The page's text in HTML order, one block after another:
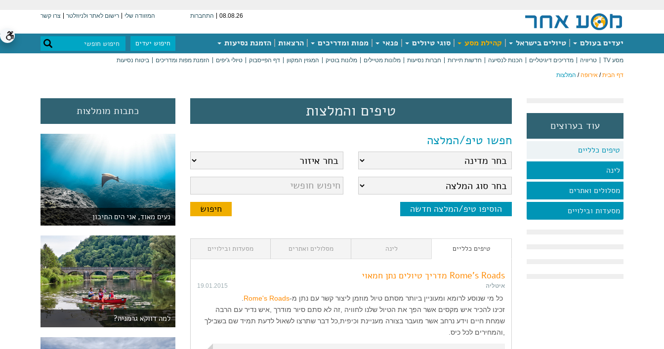
08.08.26 התחברות המזוודה שלי רישום לאתר ולניוזלטר צרו קשר
יעדים בעולם טיולים בישראל קהילת מסע סוגי טיולים פנאי מפות ומדריכים הרצאות הזמנת נסיעות חיפוש יעדים
מסע TV טריוויה מדריכים דיגיטליים הכנות לנסיעה חדשות תיירות חברות נסיעות מלונות מטיילים מלונות בוטיק המגזין המקוון דף הפייסבוק טיולי ג'יפים הזמנת מפות ומדריכים ביטוח נסיעות
דף הבית/ אירופה/ המלצות
עוד בערוצים
טיפים כלליים
לינה
מסלולים ואתרים
מסעדות ובילויים
טיפים והמלצות
חפשו טיפ/המלצה
הוסיפו טיפ/המלצה חדשה
טיפים כלליים לינה מסלולים ואתרים מסעדות ובילויים
Rome's Roads מדריך טיולים נתן חמאוי
איטליה 19.01.2015
כל מי שנוסע לרומא ומעוניין ביותר מסתם טיול מוזמן ליצור קשר עם נתן מ-Rome's Roads
זכינו להכיר איש מקסים אשר הפך את הטיול שלנו לחוויה ,זה לא סתם סיור מודרך ,איש נדיר עם הרבה
שמחת חיים וידע נרחב אשר מועבר בצורה מעניינת וכיפית,כל דבר שתרצו לשאול לדעת תמיד שם בשבילך
,והמחירים לכל כיס.
כתבות מומלצות
נעים מאוד, אני הים התיכון
למה דווקא גרמניה?